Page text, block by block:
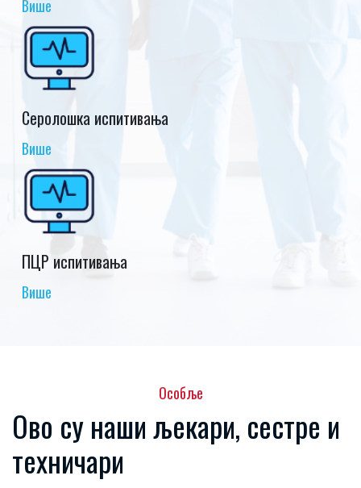
Више
Серолошка испитивања
Више
ПЦР испитивања
Више
Особље
Ово су наши љекари, сестре и
техничари